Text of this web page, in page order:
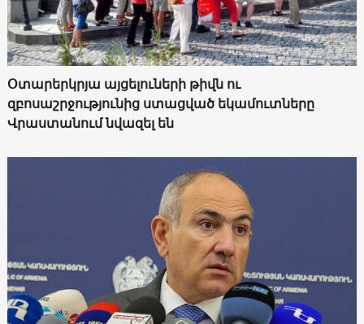
Օտարերկրյա այցելուների թիվն ու
զբոսաշրջությունից ստացված եկամուտները
Վրաստանում նվազել են